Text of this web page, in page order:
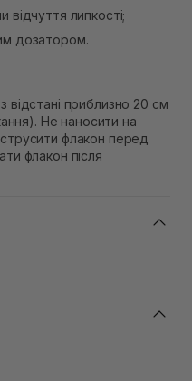
липкості;
дозатором.
відстані приблизно 20 см
Не наносити на
флакон перед
флакон після